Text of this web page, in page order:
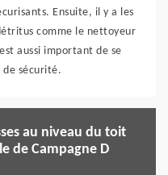
Ensuite, il y a les
comme le nettoyeur
aussi important de se
de sécurité.
au niveau du toit
de Campagne D